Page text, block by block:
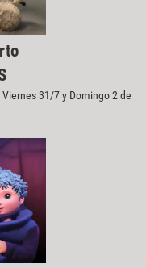
31/7 y Domingo 2 de